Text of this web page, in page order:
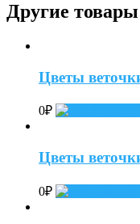
Другие
Цветы
0₽
Цветы
0₽